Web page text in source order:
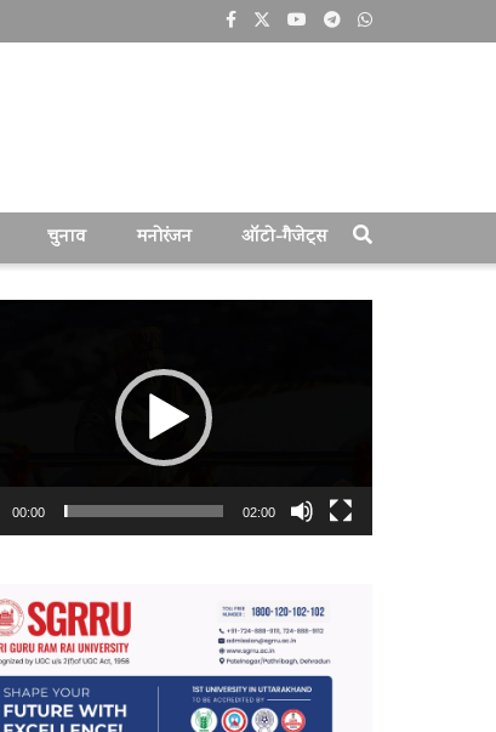
चुनाव मनोरंजन ऑटो-गैजेट्स
00:00 02:00